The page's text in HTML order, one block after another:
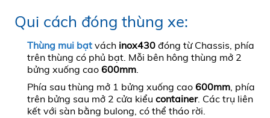
Qui cách đóng thùng xe:
Thùng mui bạtvách inox430đóng từ Chassis, phía
trên thùng có phủ bạt. Mỗi bên hông thùng mở 2
bửng xuống cao 600mm.
Phía sau thùng mở 1 bửng xuống cao 600mm, phía
trên bửng sau mở 2 cửa kiểu container. Các trụ liên
kết với sàn bằng bulong, có thể tháo rời.